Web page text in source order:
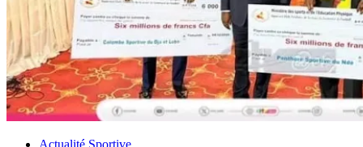
Actualité Sportive